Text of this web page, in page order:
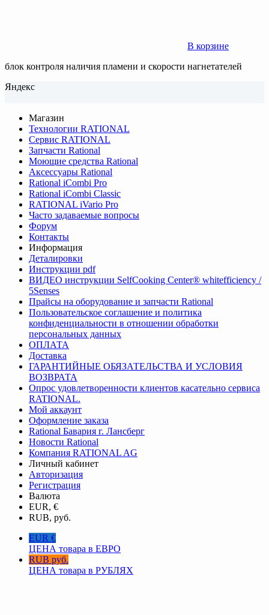
В корзине
блок контроля наличия пламени и скорости нагнетателей
Яндекс
Магазин
Технологии RATIONAL
Сервис RATIONAL
Запчасти Rational
Моющие средства Rational
Аксессуары Rational
Rational iCombi Pro
Rational iCombi Classic
RATIONAL iVario Pro
Часто задаваемые вопросы
Форум
Контакты
Информация
Деталировки
Инструкции pdf
ВИДЕО инструкции SelfCooking Center® whitefficiency /
5Senses
Прайсы на оборудование и запчасти Rational
Пользовательское соглашение и политика
конфиденциальности в отношении обработки
персональных данных
ОПЛАТА
Доставка
ГАРАНТИЙНЫЕ ОБЯЗАТЕЛЬСТВА И УСЛОВИЯ
ВОЗВРАТА
Опрос удовлетворенности клиентов касательно сервиса
RATIONAL.
Мой аккаунт
Оформление заказа
Rational Бавария г. Лансберг
Новости Rational
Компания RATIONAL AG
Личный кабинет
Авторизация
Регистрация
Валюта
EUR, €
RUB, руб.
EUR €
ЦЕНА товара в ЕВРО
RUB руб.
ЦЕНА товара в РУБЛЯХ